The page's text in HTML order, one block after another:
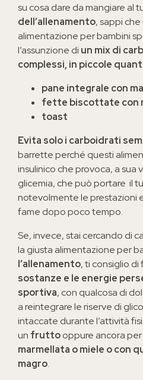
su cosa dare da mangiare al
dell’allenamento, sappi
alimentazione per bambini
l’assunzione di un mix di
complessi, in piccole
pane integrale con
fette biscottate con
toast
Evita solo i carboidrati
barrette perché questi
insulinico che provoca, a sua
glicemia, che può portare il
notevolmente le prestazioni
fame dopo poco tempo.
Se, invece, stai cercando di
la giusta alimentazione per
l’allenamento, ti consiglio di
sostanze e le energie
sportiva, con qualcosa di
a reintegrare le riserve di
intaccate durante l’attività
un fruttooppure ancora
marmellata o miele o con
magro.